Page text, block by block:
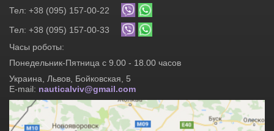
Тел: +38 (095) 157-00-22
Тел: +38 (095) 157-00-33
Часы роботы:
Понедельник-Пятница с 9.00 - 18.00 часов
Украина, Львов, Бойковская, 5
E-mail: nauticalviv@gmail.com